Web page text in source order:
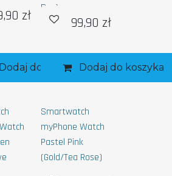
zł
Dodaj do koszyka
Day)
99,90 zł
Dodaj do koszyka
Smartwatch
myPhone Watch
Pastel Pink
(Gold/Tea Rose)